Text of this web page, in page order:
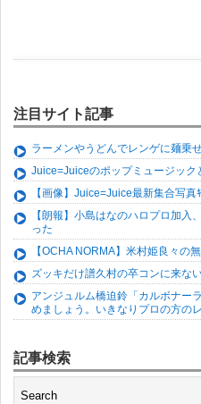
注目サイト記事
ラーメンやうどんでレンゲに麺乗
Juice=Juiceのポップミュージック
【画像】Juice=Juice最新集
【朗報】小島はなのハロプロ加
った
【OCHA NORMA】米村姫良々の
ズッキだけ譜久村の卒コンに来な
アンジュルム橋迫鈴「カルボナー
めましょう。いきなりプロの方の
記事検索